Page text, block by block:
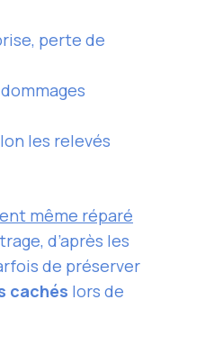
perte de
les relevés
même réparé
d’après les
de préserver
cachés lors de